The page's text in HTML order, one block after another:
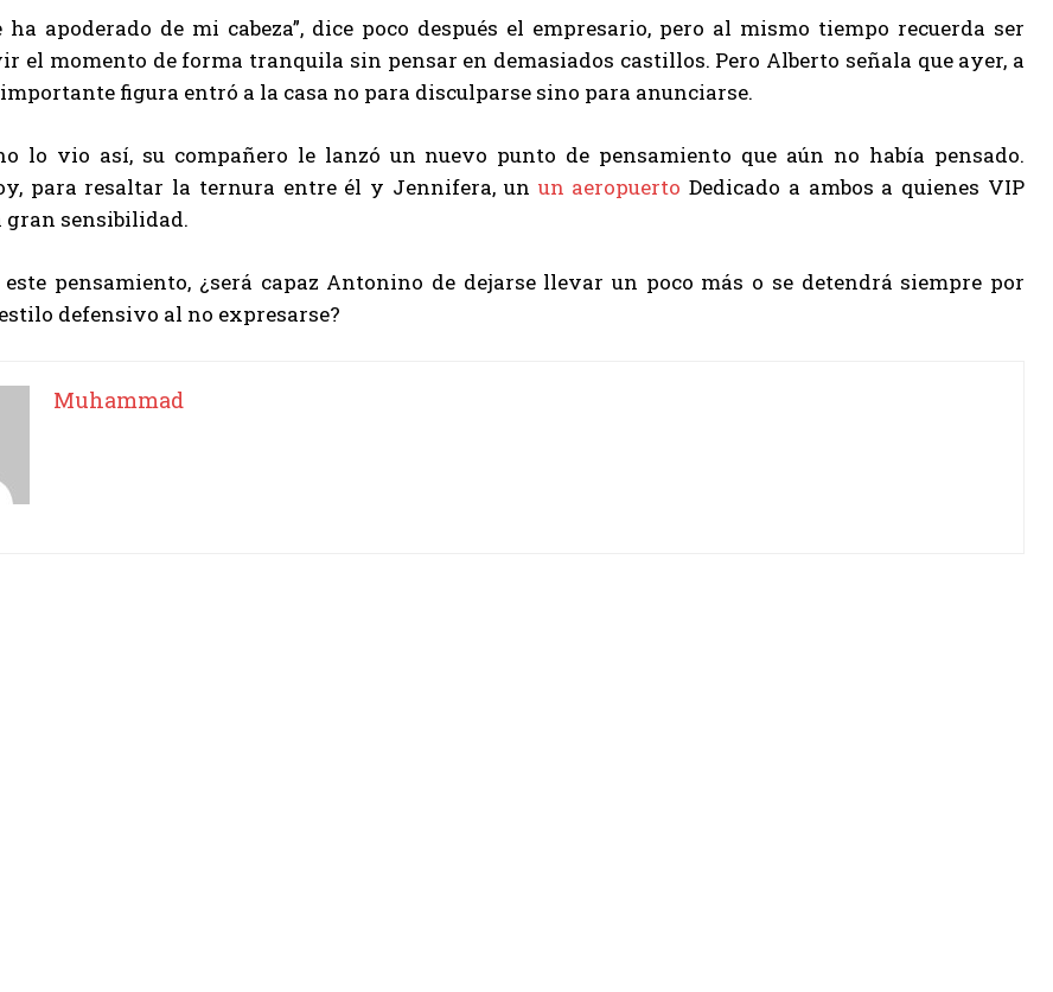
ha apoderado de mi cabeza”, dice poco después el empresario, pero al mismo tiempo recuerda ser
el momento de forma tranquila sin pensar en demasiados castillos. Pero Alberto señala que ayer, a
figura entró a la casa no para disculparse sino para anunciarse.
lo vio así, su compañero le lanzó un nuevo punto de pensamiento que aún no había pensado.
para resaltar la ternura entre él y Jennifera, un un aeropuerto Dedicado a ambos a quienes VIP
gran sensibilidad.
este pensamiento, ¿será capaz Antonino de dejarse llevar un poco más o se detendrá siempre por
defensivo al no expresarse?
Muhammad